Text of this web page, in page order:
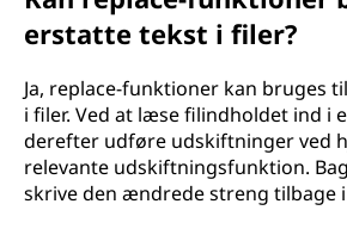
erstatte tekst i filer?
Ja, replace-funktioner kan bruges
i filer. Ved at læse filindholdet ind i
derefter udføre udskiftninger ved
relevante udskiftningsfunktion.
skrive den ændrede streng tilbage